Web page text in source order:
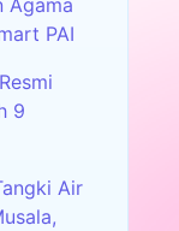
PAI
9
Air